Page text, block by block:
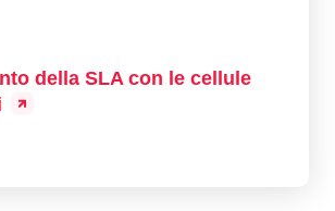
della SLA con le cellule